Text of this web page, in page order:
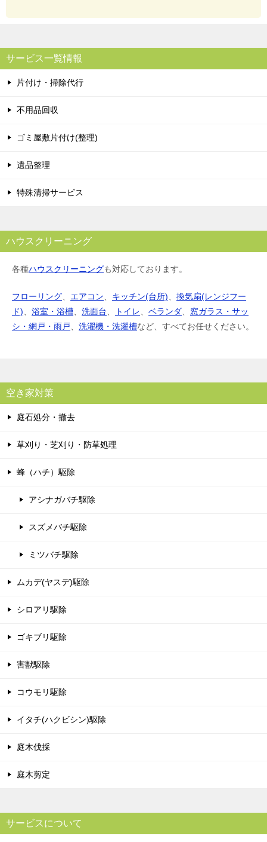
サービス一覧情報
片付け・掃除代行
不用品回収
ゴミ屋敷片付け(整理)
遺品整理
特殊清掃サービス
ハウスクリーニング
各種ハウスクリーニングも対応しております。
フローリング、 エアコン、 キッチン(台所)、 換気扇(レンジフー
ド)、 浴室・浴槽、 洗面台、 トイレ、 ベランダ、 窓ガラス・サッ
シ・網戸・雨戸、 洗濯機・洗濯槽など、すべてお任せください。
空き家対策
庭石処分・撤去
草刈り・芝刈り・防草処理
蜂（ハチ）駆除
アシナガバチ駆除
スズメバチ駆除
ミツバチ駆除
ムカデ(ヤスデ)駆除
シロアリ駆除
ゴキブリ駆除
害獣駆除
コウモリ駆除
イタチ(ハクビシン)駆除
庭木伐採
庭木剪定
サービスについて